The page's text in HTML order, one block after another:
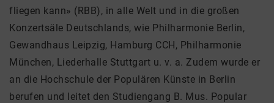
fliegen kann» (RBB), in alle Welt und in die großen
Konzertsäle Deutschlands, wie Philharmonie Berlin,
Gewandhaus Leipzig, Hamburg CCH, Philharmonie
München, Liederhalle Stuttgart u. v. a. Zudem wurde er
an die Hochschule der Populären Künste in Berlin
berufen und leitet den Studiengang B. Mus. Popular